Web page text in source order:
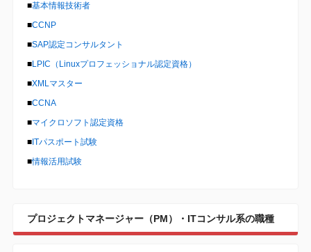
■基本情報技術者
■CCNP
■SAP認定コンサルタント
■LPIC（Linuxプロフェッショナル認定資格）
■XMLマスター
■CCNA
■マイクロソフト認定資格
■ITパスポート試験
■情報活用試験
プロジェクトマネージャー（PM）・ITコンサル系の職種